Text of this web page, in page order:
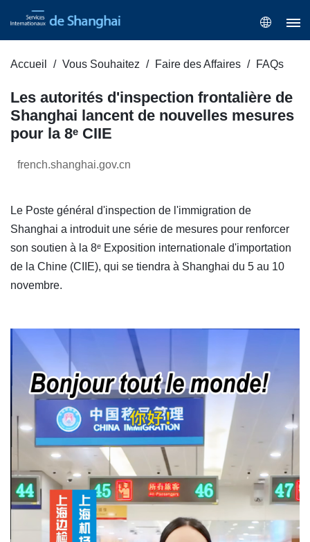
Accueil Vous Souhaitez Faire des Affaires FAQs
Les autorités d'inspection frontalière de
Shanghai lancent de nouvelles mesures
pour la 8ᵉ CIIE
french.shanghai.gov.cn
Le Poste général d'inspection de l'immigration de
Shanghai a introduit une série de mesures pour renforcer
son soutien à la 8ᵉ Exposition internationale d'importation
de la Chine (CIIE), qui se tiendra à Shanghai du 5 au 10
novembre.